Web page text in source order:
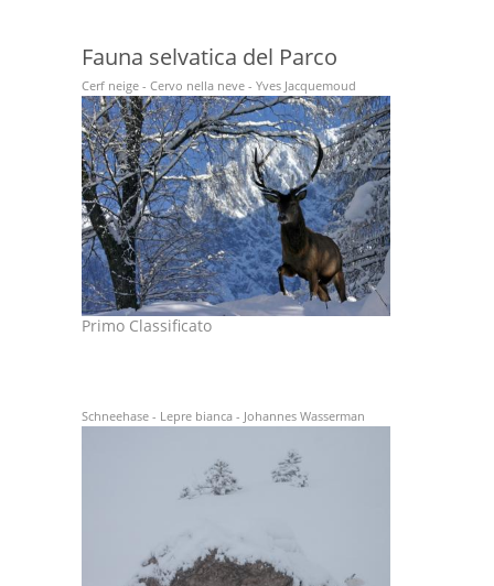
Fauna selvatica del Parco
Cerf neige - Cervo nella neve - Yves Jacquemoud
Primo Classificato
Schneehase - Lepre bianca - Johannes Wasserman